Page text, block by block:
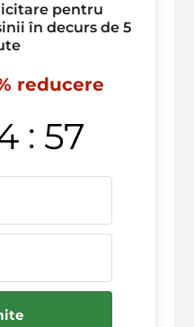
lucrează cu
beneficia de
Aceasta le permite să
esențiale pentru
Nu uita căfiecare
achiziționează
ar putea descoperi
sudura electrică
un nouvehicul
lung a mașinii
pentru
în decurs de 5
reducere
: 56